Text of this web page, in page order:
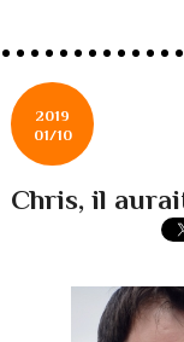
2019
01/10
Chris, il